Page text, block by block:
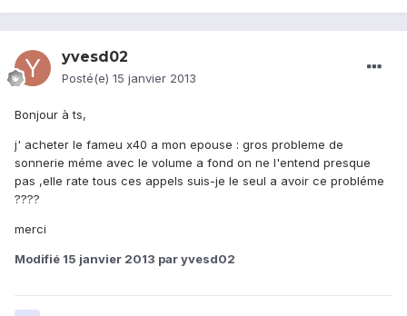
yvesd02
Posté(e) 15 janvier 2013
Bonjour à ts,
j' acheter le fameu x40 a mon epouse : gros probleme de
sonnerie méme avec le volume a fond on ne l'entend presque
pas ,elle rate tous ces appels suis-je le seul a avoir ce probléme
????
merci
Modifié 15 janvier 2013 par yvesd02